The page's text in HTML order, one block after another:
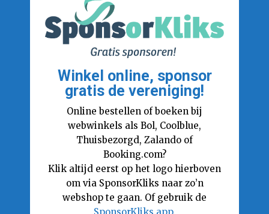
Winkel online, sponsor
gratis de vereniging!
Online bestellen of boeken bij
webwinkels als Bol, Coolblue,
Thuisbezorgd, Zalando of
Booking.com?
Klik altijd eerst op het logo hierboven
om via SponsorKliks naar zo’n
webshop te gaan. Of gebruik de